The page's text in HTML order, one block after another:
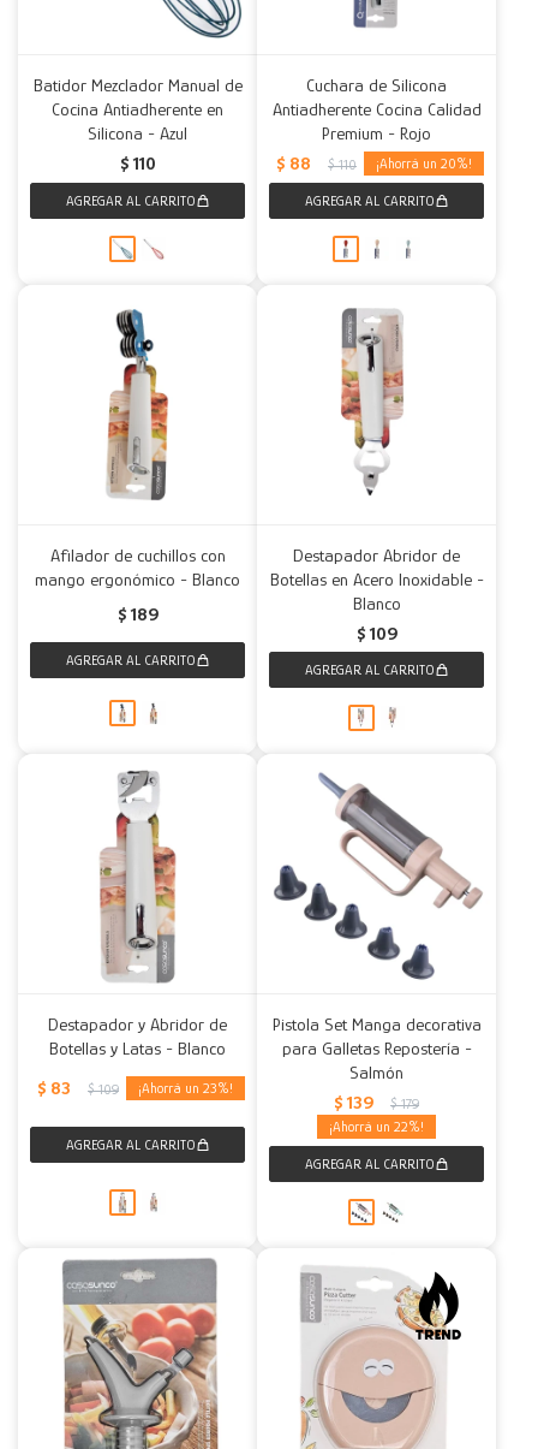
Batidor Mezclador Manual de
Cocina Antiadherente en
Silicona - Azul
$ 110
Cuchara de Silicona
Antiadherente Cocina Calidad
Premium - Rojo
$ 88 $ 110 20
Afilador de cuchillos con
mango ergonómico - Blanco
$ 189
Destapador Abridor de
Botellas en Acero Inoxidable -
Blanco
$ 109
Destapador y Abridor de
Botellas y Latas - Blanco
$ 83 $ 109 23
Pistola Set Manga decorativa
para Galletas Repostería -
Salmón
$ 139 $ 179
22